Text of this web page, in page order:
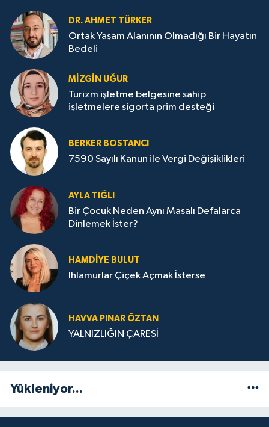
DR. AHMET TÜRKER
Ortak Yaşam Alanının Olmadığı Bir Hayatın
Bedeli
MIZGIN UĞUR
Turizm işletme belgesine sahip
işletmelere sigorta prim desteği
BERKER BOSTANCI
7590 Sayılı Kanun ile Vergi Değişiklikleri
AYLA TIĞLI
Bir Çocuk Neden Aynı Masalı Defalarca
Dinlemek İster?
HAMDIYE BULUT
Ihlamurlar Çiçek Açmak İsterse
HAVVA PINAR ÖZTAN
YALNIZLIĞIN ÇARESİ
Yükleniyor...